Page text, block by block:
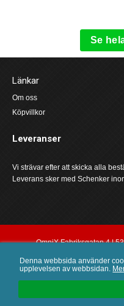
Denna webbsida använder
upplevelsen av webbsidan.
Se
Länkar
Om oss
Köpvillkor
Leveranser
Vi strävar efter att skicka alla
Leverans sker med Schenker
OmniX Fabriksgatan 4 |